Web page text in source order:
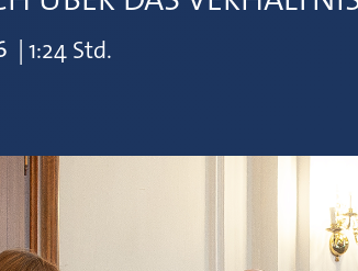
| 1:24 Std.